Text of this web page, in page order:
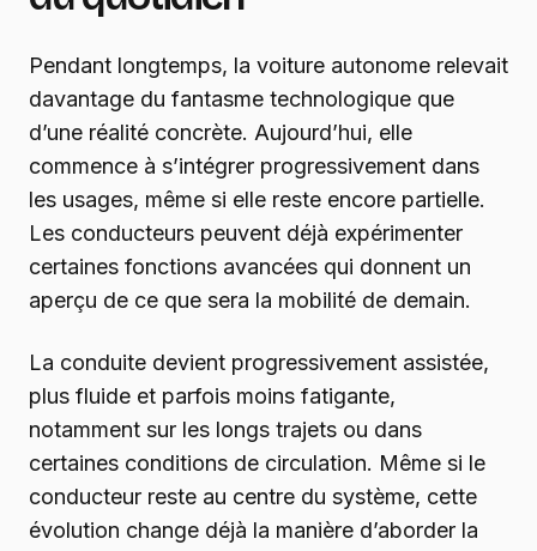
Pendant longtemps, la voiture autonome relevait
davantage du fantasme technologique que
d’une réalité concrète. Aujourd’hui, elle
commence à s’intégrer progressivement dans
les usages, même si elle reste encore partielle.
Les conducteurs peuvent déjà expérimenter
certaines fonctions avancées qui donnent un
aperçu de ce que sera la mobilité de demain.
La conduite devient progressivement assistée,
plus fluide et parfois moins fatigante,
notamment sur les longs trajets ou dans
certaines conditions de circulation. Même si le
conducteur reste au centre du système, cette
évolution change déjà la manière d’aborder la